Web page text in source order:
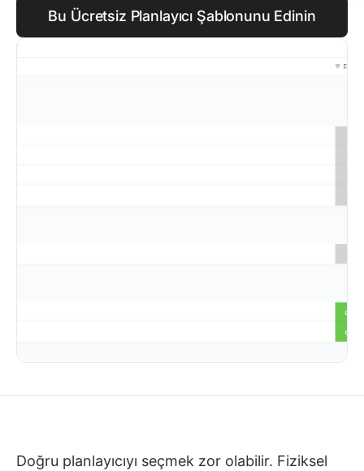
Bu Ücretsiz Planlayıcı Şablonunu Edinin
Doğru planlayıcıyı seçmek zor olabilir. Fiziksel